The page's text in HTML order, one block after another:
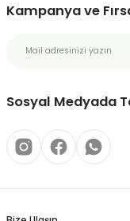
Kampanya ve
Sosyal Medyada